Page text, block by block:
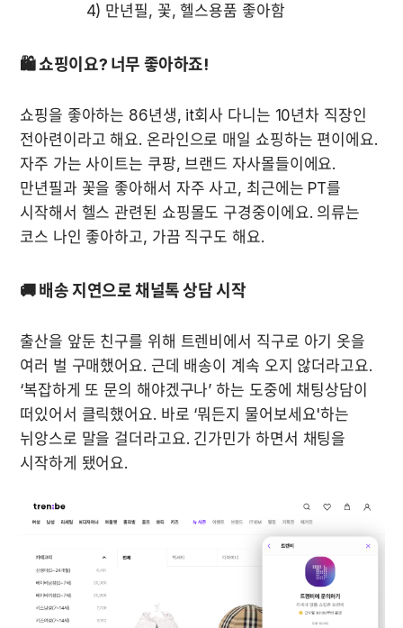
🛍 쇼핑이요? 너무 좋아하죠!
쇼핑을 좋아하는 86년생, it회사 다니는 10년차 직장인
전아련이라고 해요. 온라인으로 매일 쇼핑하는 편이에요.
자주 가는 사이트는 쿠팡, 브랜드 자사몰들이에요.
만년필과 꽃을 좋아해서 자주 사고, 최근에는 PT를
시작해서 헬스 관련된 쇼핑몰도 구경중이에요. 의류는
코스 나인 좋아하고, 가끔 직구도 해요.
🚚 배송 지연으로 채널톡 상담 시작
출산을 앞둔 친구를 위해 트렌비에서 직구로 아기 옷을
여러 벌 구매했어요. 근데 배송이 계속 오지 않더라고요.
‘복잡하게 또 문의 해야겠구나’ 하는 도중에 채팅상담이
떠있어서 클릭했어요. 바로 ‘뭐든지 물어보세요'하는
뉘앙스로 말을 걸더라고요. 긴가민가 하면서 채팅을
시작하게 됐어요.